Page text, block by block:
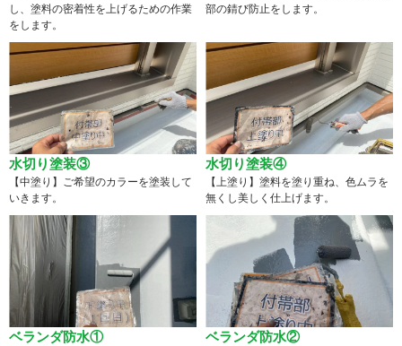
し、塗料の密着性を上げるための作業
をします。
部の錆び防止をします。
水切り塗装③
【中塗り】ご希望のカラーを塗装して
いきます。
水切り塗装④
【上塗り】塗料を塗り重ね、色ムラを
無くし美しく仕上げます。
ベランダ防水① ベランダ防水②